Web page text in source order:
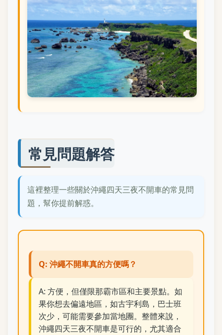
常見問題解答
這裡整理一些關於沖繩四天三夜不開車的常見問
題，幫你提前解惑。
Q: 沖繩不開車真的方便嗎？
A: 方便，但僅限那霸市區和主要景點。如
果你想去偏遠地區，如古宇利島，巴士班
次少，可能需要參加當地團。整體來說，
沖繩四天三夜不開車是可行的，尤其適合